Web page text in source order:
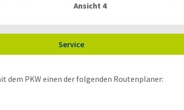
Ansicht 4
Service
PKW einen der folgenden Routenplaner: